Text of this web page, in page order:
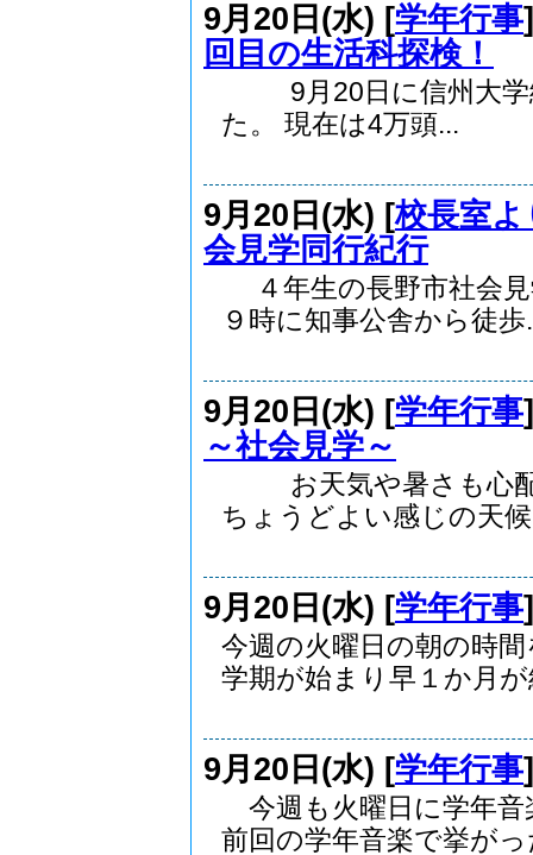
9月20日(水) [学年行事
回目の生活科探検！
9月20日に信州大学
た。 現在は4万頭...
9月20日(水) [校長室よ
会見学同行紀行
４年生の長野市社会見
９時に知事公舎から徒歩
9月20日(水) [学年行事
～社会見学～
お天気や暑さも心配
ちょうどよい感じの天
9月20日(水) [学年行事
今週の火曜日の朝の時
学期が始まり早１か月が
9月20日(水) [学年行事
今週も火曜日に学年音
前回の学年音楽で挙がっ